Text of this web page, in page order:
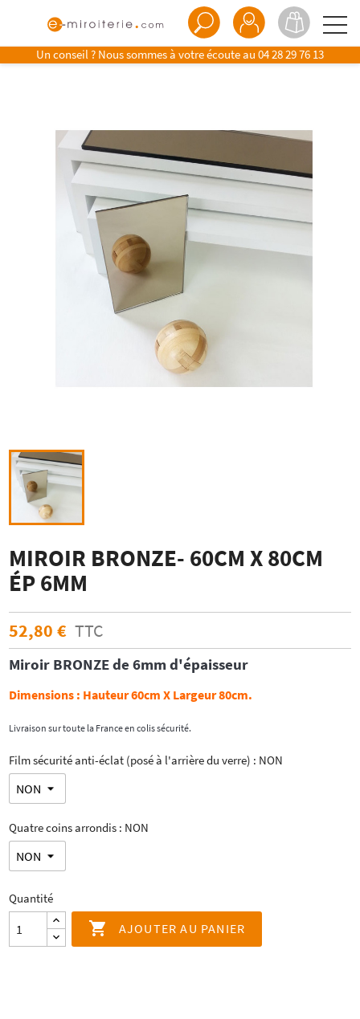
Un conseil ? Nous sommes à votre écoute au 04 28 29 76 13
MIROIR BRONZE- 60CM X 80CM
ÉP 6MM
52,80 € TTC
Miroir BRONZEde 6mm d'épaisseur
Dimensions : Hauteur 60cm X Largeur 80cm.
Livraison sur toute la France en colis sécurité.
Film sécurité anti-éclat (posé à l'arrière du verre) : NON
Quatre coins arrondis : NON
Quantité
 AJOUTER AU PANIER